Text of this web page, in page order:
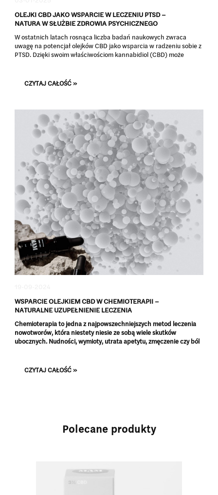
OLEJKI CBD JAKO WSPARCIE W LECZENIU PTSD –
NATURA W SŁUŻBIE ZDROWIA PSYCHICZNEGO
W ostatnich latach rosnąca liczba badań naukowych zwraca
uwagę na potencjał olejków CBD jako wsparcia w radzeniu sobie z
PTSD. Dzięki swoim właściwościom kannabidiol (CBD) może
CZYTAJ CAŁOŚĆ »
WSPARCIE OLEJKIEM CBD W CHEMIOTERAPII –
NATURALNE UZUPEŁNIENIE LECZENIA
ONKOLOGICZNEGO
Chemioterapia to jedna z najpowszechniejszych metod leczenia
nowotworów, która niestety niesie ze sobą wiele skutków
ubocznych. Nudności, wymioty, utrata apetytu, zmęczenie czy ból
poszukuje naturalnych metod, które mogą pomóc w złagodzeniu
CZYTAJ CAŁOŚĆ »
Polecane produkty